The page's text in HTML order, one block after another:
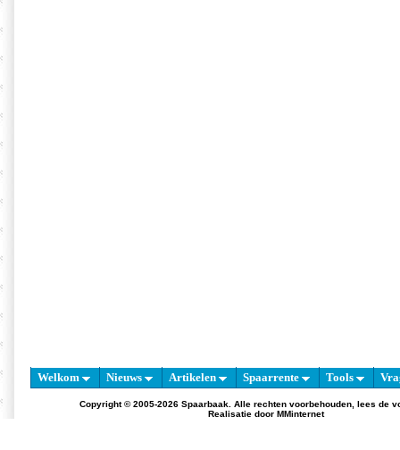
Welkom Nieuws Artikelen Spaarrente Tools
Copyright © 2005-2026 Spaarbaak. Alle rechten voorbehouden, lees de
Realisatie door MMinternet